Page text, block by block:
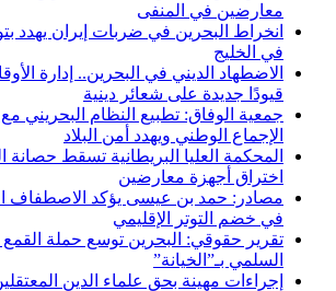
معارضين في المنفى
انخراط البحرين في ضربات إيران يهدد
في الخليج
الاضطهاد الديني في البحرين.. إدارة
قيودًا جديدة على شعائر دينية
جمعية الوفاق: تطبيع النظام البحريني مع
الإجماع الوطني ويهدد أمن البلاد
المحكمة العليا البريطانية تسقط
اختراق أجهزة معارضين
مصادر: حمد بن عيسى يؤكد الاصطفاف
في خضم التوتر الإقليمي
تقرير حقوقي: البحرين توسع حملة القمع
السلمي بـ”الخيانة”
إجراءات مهينة بحق علماء الدين